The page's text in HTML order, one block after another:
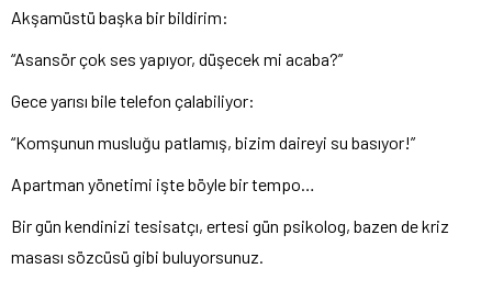
Akşamüstü başka bir bildirim:
“Asansör çok ses yapıyor, düşecek mi acaba?”
Gece yarısı bile telefon çalabiliyor:
“Komşunun musluğu patlamış, bizim daireyi su basıyor!”
Apartman yönetimi işte böyle bir tempo…
Bir gün kendinizi tesisatçı, ertesi gün psikolog, bazen de kriz
masası sözcüsü gibi buluyorsunuz.